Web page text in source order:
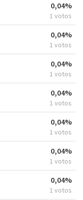
0,04%
1 votos
0,04%
1 votos
0,04%
1 votos
0,04%
1 votos
0,04%
1 votos
0,04%
1 votos
0,04%
1 votos